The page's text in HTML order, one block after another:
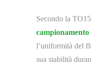
Secondo la
campionamento
l’uniformità del
sua stabilità